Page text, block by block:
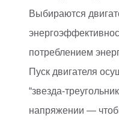
Выбираются
потреблением
Пуск двигателя
“звезда-
напряжении —